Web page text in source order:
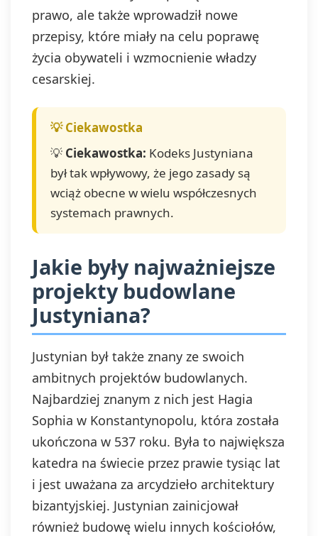
prawo, ale także wprowadził nowe
przepisy, które miały na celu poprawę
życia obywateli i wzmocnienie władzy
cesarskiej.
💡 Ciekawostka: Kodeks Justyniana
był tak wpływowy, że jego zasady są
wciąż obecne w wielu współczesnych
systemach prawnych.
Jakie były najważniejsze
projekty budowlane
Justyniana?
Justynian był także znany ze swoich
ambitnych projektów budowlanych.
Najbardziej znanym z nich jest Hagia
Sophia w Konstantynopolu, która została
ukończona w 537 roku. Była to największa
katedra na świecie przez prawie tysiąc lat
i jest uważana za arcydzieło architektury
bizantyjskiej. Justynian zainicjował
również budowę wielu innych kościołów,